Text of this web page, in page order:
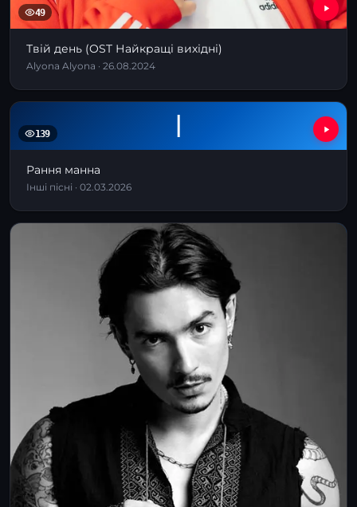
49
Твій день (OST Найкращі вихідні)
Alyona Alyona · 26.08.2024
І
139
Рання манна
Інші пісні · 02.03.2026